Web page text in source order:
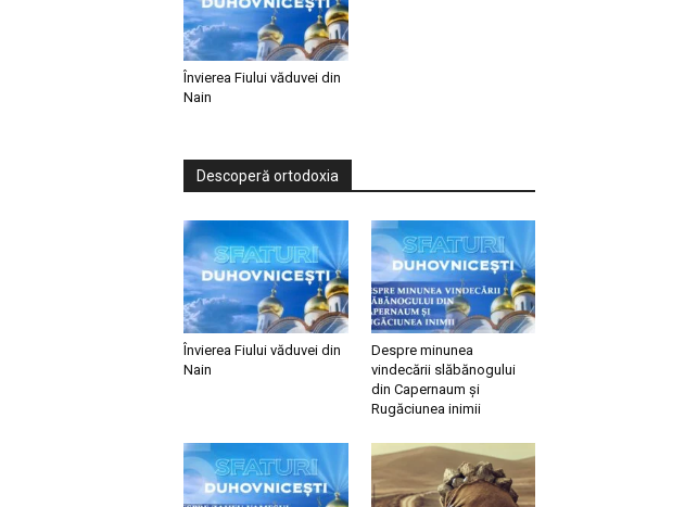
Învierea Fiului văduvei din
Nain
Descoperă ortodoxia
Învierea Fiului văduvei din
Nain
Despre minunea
vindecării slăbănogului
din Capernaum și
Rugăciunea inimii